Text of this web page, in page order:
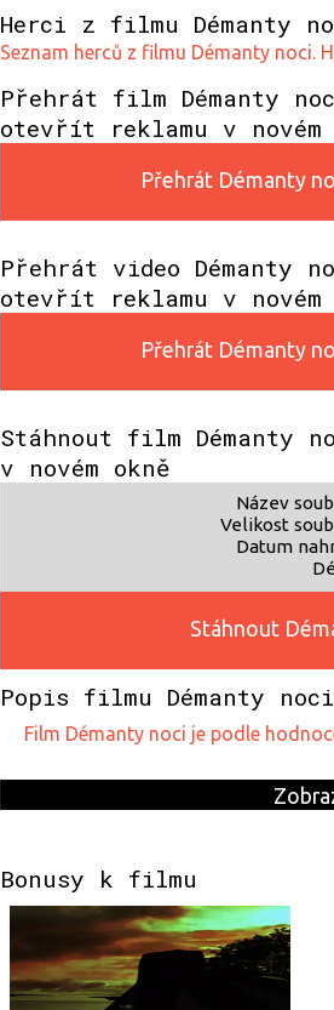
Herci z filmu Démanty
Seznam herců z filmu Démanty noci.
Přehrát film Démanty
otevřít reklamu v novém
Přehrát Démanty
Přehrát video
otevřít reklamu v novém
Přehrát Démanty
Stáhnout film Démanty
v novém okně
Název
Velikost
Datum
Stáhnout
Popis filmu Démanty noci
film Démanty noci je podle
Bonusy k filmu